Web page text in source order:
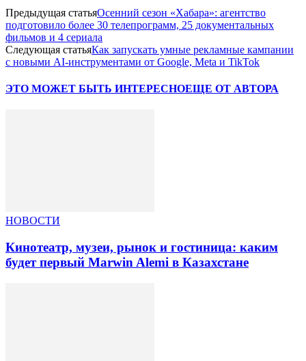
Предыдущая статьяОсенний сезон «Хабара»: агентство
подготовило более 30 телепрограмм, 25 документальных
фильмов и 4 сериала
Следующая статьяКак запускать умные рекламные кампании
с новыми AI-инструментами от Google, Meta и TikTok
ЭТО МОЖЕТ БЫТЬ ИНТЕРЕСНОЕЩЕ ОТ АВТОРА
НОВОСТИ
Кинотеатр, музеи, рынок и гостиница: каким
будет первый Marwin Alemi в Казахстане